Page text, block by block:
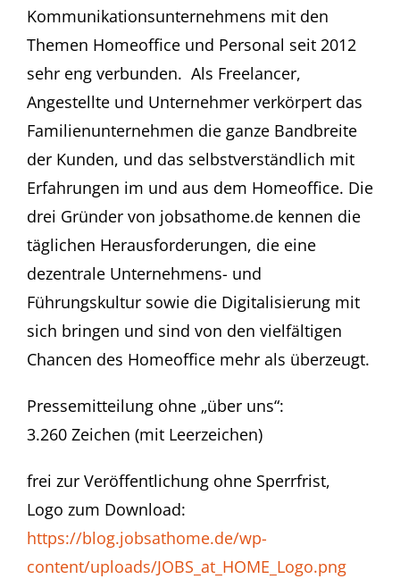
Kommunikationsunternehmens mit den
Themen Homeoffice und Personal seit 2012
sehr eng verbunden. Als Freelancer,
Angestellte und Unternehmer verkörpert das
Familienunternehmen die ganze Bandbreite
der Kunden, und das selbstverständlich mit
Erfahrungen im und aus dem Homeoffice. Die
drei Gründer von jobsathome.de kennen die
täglichen Herausforderungen, die eine
dezentrale Unternehmens- und
Führungskultur sowie die Digitalisierung mit
sich bringen und sind von den vielfältigen
Chancen des Homeoffice mehr als überzeugt.
Pressemitteilung ohne „über uns“:
3.260 Zeichen (mit Leerzeichen)
frei zur Veröffentlichung ohne Sperrfrist,
Logo zum Download:
https://blog.jobsathome.de/wp-
content/uploads/JOBS_at_HOME_Logo.png